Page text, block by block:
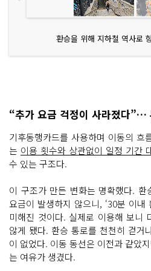
환승을 위해 지하철 역사로
“추가 요금 걱정이 사라졌다”…
기후동행카드를 사용하며 이동의 흐
는 이용 횟수와 상관없이 일정 기간
수 있는 구조다.
이 구조가 만든 변화는 명확했다.
요금이 발생하지 않으니, ‘30분 이내
미해진 것이다. 실제로 이용해 보니
않게 됐다. 환승 통로를 천천히 걷거
이 없었다. 이동 동선은 이전과 같았
는 여유가 생겼다.